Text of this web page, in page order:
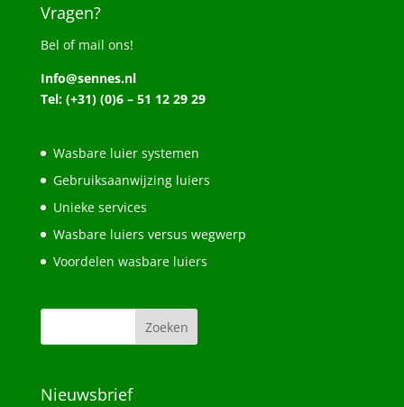
Vragen?
Bel of mail ons!
Info@sennes.nl
Tel: (+31) (0)6 – 51 12 29 29
Wasbare luier systemen
Gebruiksaanwijzing luiers
Unieke services
Wasbare luiers versus wegwerp
Voordelen wasbare luiers
Nieuwsbrief